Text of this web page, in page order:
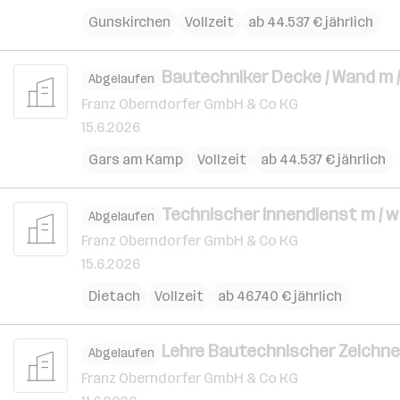
Gunskirchen
Vollzeit ab 44.537 € jährlich
Abgelaufen Bautechniker Decke / Wand m
Franz Oberndorfer GmbH & Co KG
15.6.2026
Gars am Kamp
Vollzeit ab 44.537 € jährlich
Abgelaufen Technischer Innendienst m / w
Franz Oberndorfer GmbH & Co KG
15.6.2026
Dietach
Vollzeit ab 46.740 € jährlich
Abgelaufen Lehre Bautechnischer
Franz Oberndorfer GmbH & Co KG